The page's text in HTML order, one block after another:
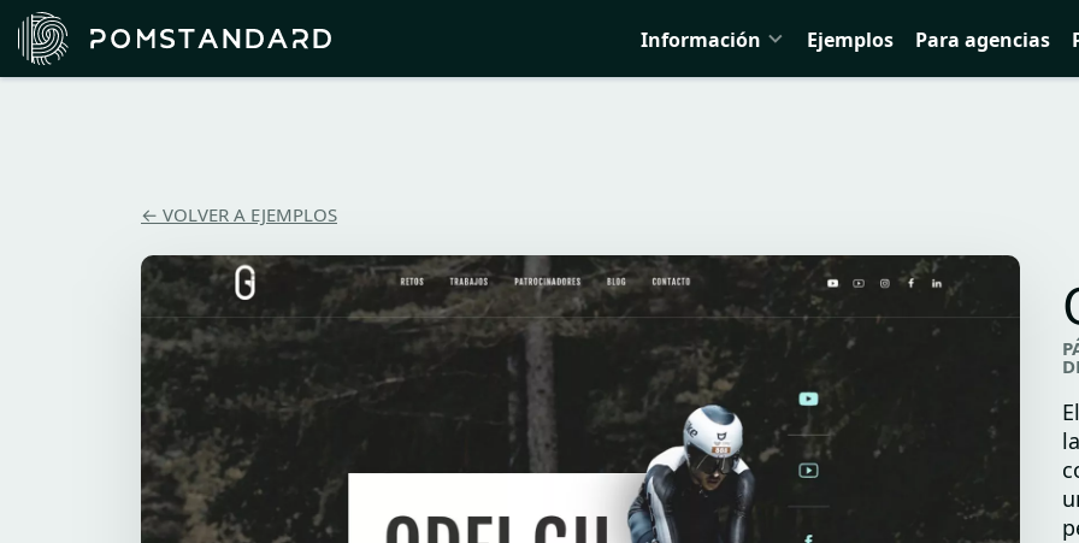
Información Ejemplos Para agencias
← VOLVER A EJEMPLOS